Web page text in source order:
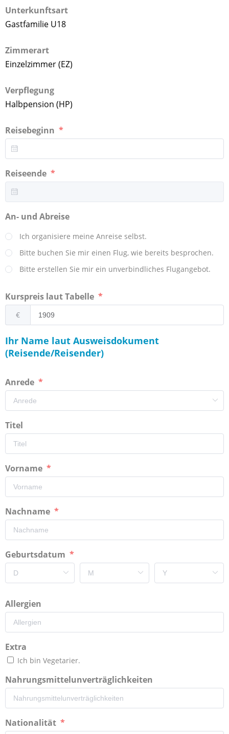
Unterkunftsart
Gastfamilie U18
Zimmerart
Einzelzimmer (EZ)
Verpflegung
Halbpension (HP)
Reisebeginn
Reiseende
An- und Abreise
Ich organisiere meine Anreise selbst.
Bitte buchen Sie mir einen Flug, wie bereits besprochen.
Bitte erstellen Sie mir ein unverbindliches Flugangebot.
Kurspreis laut Tabelle
€
Ihr Name laut Ausweisdokument
(Reisende/Reisender)
Anrede
Titel
Vorname
Nachname
Geburtsdatum
Allergien
Extra
Ich bin Vegetarier.
Nahrungsmittelunverträglichkeiten
Nationalität